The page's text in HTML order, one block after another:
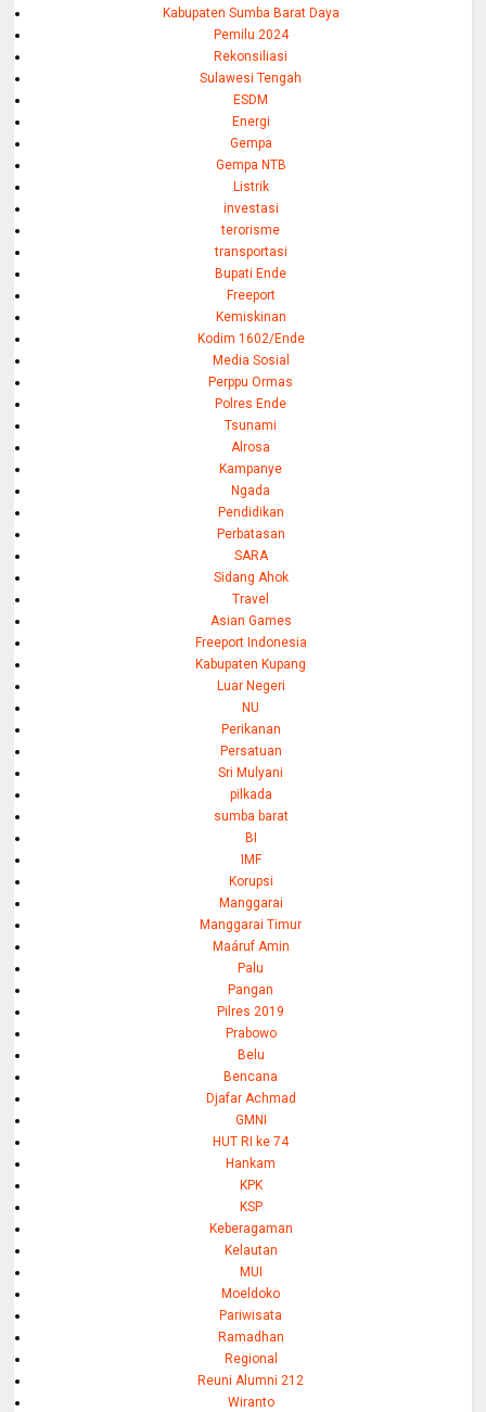
Kabupaten Sumba Barat Daya
Pemilu 2024
Rekonsiliasi
Sulawesi Tengah
ESDM
Energi
Gempa
Gempa NTB
Listrik
investasi
terorisme
transportasi
Bupati Ende
Freeport
Kemiskinan
Kodim 1602/Ende
Media Sosial
Perppu Ormas
Polres Ende
Tsunami
Alrosa
Kampanye
Ngada
Pendidikan
Perbatasan
SARA
Sidang Ahok
Travel
Asian Games
Freeport Indonesia
Kabupaten Kupang
Luar Negeri
NU
Perikanan
Persatuan
Sri Mulyani
pilkada
sumba barat
BI
IMF
Korupsi
Manggarai
Manggarai Timur
Maáruf Amin
Palu
Pangan
Pilres 2019
Prabowo
Belu
Bencana
Djafar Achmad
GMNI
HUT RI ke 74
Hankam
KPK
KSP
Keberagaman
Kelautan
MUI
Moeldoko
Pariwisata
Ramadhan
Regional
Reuni Alumni 212
Wiranto